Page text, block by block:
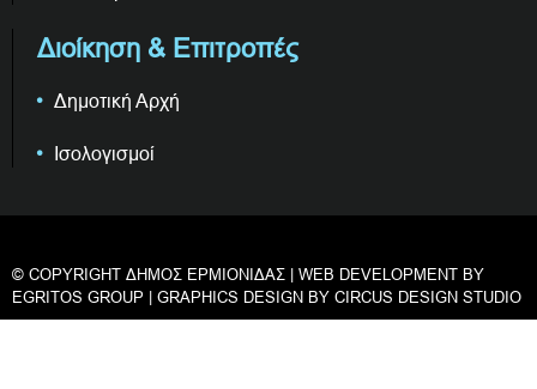
Διοίκηση & Επιτροπές
Δημοτική Αρχή
Ισολογισμοί
© COPYRIGHT ΔΗΜΟΣ ΕΡΜΙΟΝΙΔΑΣ | WEB DEVELOPMENT BY
EGRITOS GROUP | GRAPHICS DESIGN BY CIRCUS DESIGN STUDIO